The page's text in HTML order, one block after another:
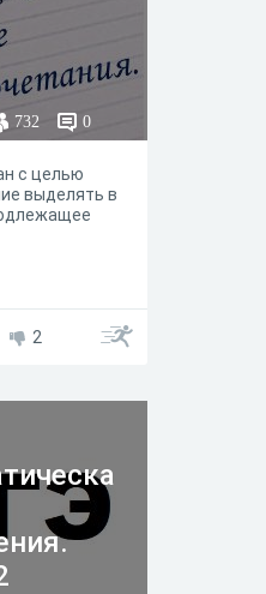
732 0
с целью
выделять в
2